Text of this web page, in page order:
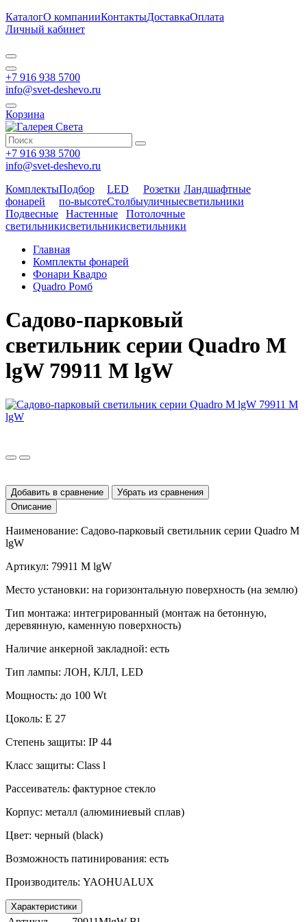
КаталогО компанииКонтактыДоставкаОплата
Личный кабинет
+7 916 938 5700
info@svet-deshevo.ru
Корзина
+7 916 938 5700
info@svet-deshevo.ru
Комплекты
фонарей
Подбор
по-высоте
LED
Столбы
Розетки
уличные
Ландшафтные
светильники
Подвесные
светильники
Настенные
светильники
Потолочные
светильники
Главная
Комплекты фонарей
Фонари Квадро
Quadro Ромб
Садово-парковый
светильник серии Quadro M
lgW 79911 M lgW
Добавить в сравнение
Убрать из сравнения
Описание
Наименование: Садово-парковый светильник серии Quadro M
lgW
Артикул: 79911 M lgW
Место установки: на горизонтальную поверхность (на землю)
Тип монтажа: интегрированный (монтаж на бетонную,
деревянную, каменную поверхность)
Наличие анкерной закладной: есть
Тип лампы: ЛОН, КЛЛ, LED
Мощность: до 100 Wt
Цоколь: E 27
Степень защиты: IP 44
Класс защиты: Class l
Рассеиватель: фактурное стекло
Корпус: металл (алюминиевый сплав)
Цвет: черный (black)
Возможность патинирования: есть
Производитель: YAOHUALUX
Характеристики